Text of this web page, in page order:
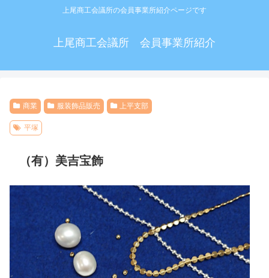
上尾商工会議所の会員事業所紹介ページです
上尾商工会議所 会員事業所紹介
商業 服装飾品販売 上平支部
平塚
（有）美吉宝飾